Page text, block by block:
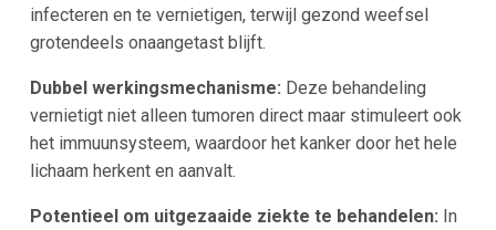
infecteren en te vernietigen, terwijl gezond weefsel
grotendeels onaangetast blijft.
Dubbel werkingsmechanisme: Deze behandeling
vernietigt niet alleen tumoren direct maar stimuleert ook
het immuunsysteem, waardoor het kanker door het hele
lichaam herkent en aanvalt.
Potentieel om uitgezaaide ziekte te behandelen: In